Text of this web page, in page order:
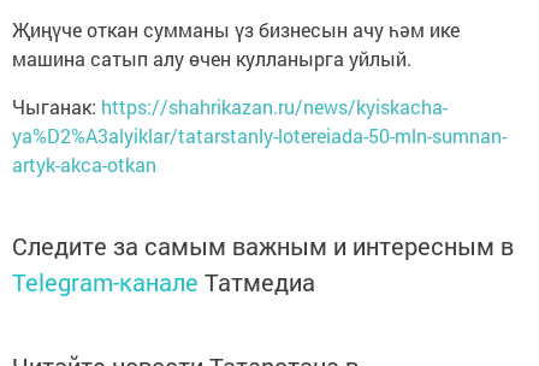
Җиңүче откан сумманы үз бизнесын ачу һәм ике
машина сатып алу өчен кулланырга уйлый.
Чыганак: https://shahrikazan.ru/news/kyiskacha-
ya%D2%A3alyiklar/tatarstanly-lotereiada-50-mln-sumnan-
artyk-akca-otkan
Следите за самым важным и интересным в
Telegram-канале Татмедиа